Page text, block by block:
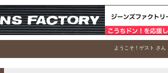
ようこそ！ ゲスト さん